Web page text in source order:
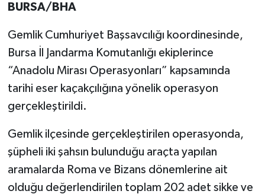
BURSA/BHA
Gemlik Cumhuriyet Başsavcılığı koordinesinde,
Bursa İl Jandarma Komutanlığı ekiplerince
“Anadolu Mirası Operasyonları” kapsamında
tarihi eser kaçakçılığına yönelik operasyon
gerçekleştirildi.
Gemlik ilçesinde gerçekleştirilen operasyonda,
şüpheli iki şahsın bulunduğu araçta yapılan
aramalarda Roma ve Bizans dönemlerine ait
olduğu değerlendirilen toplam 202 adet sikke ve